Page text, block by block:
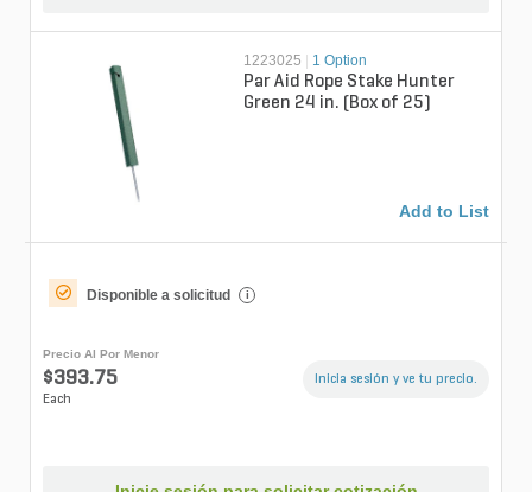
1223025 1 Option
Par Aid Rope Stake Hunter
Green 24 in. (Box of 25)
Add to List
Disponible a solicitud i
Precio Al Por Menor
$393.75
Each
Inicia sesión y ve tu precio.